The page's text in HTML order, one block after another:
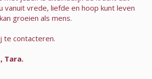
vrede, liefde en hoop kunt leven
groeien als mens.
te contacteren.
Tara.